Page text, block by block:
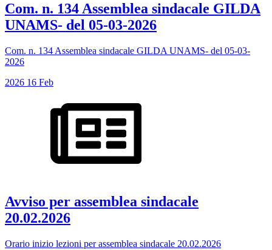
Com. n. 134 Assemblea sindacale GILDA
UNAMS- del 05-03-2026
Com. n. 134 Assemblea sindacale GILDA UNAMS- del 05-03-
2026
2026 16 Feb
Avviso per assemblea sindacale
20.02.2026
Orario inizio lezioni per assemblea sindacale 20.02.2026